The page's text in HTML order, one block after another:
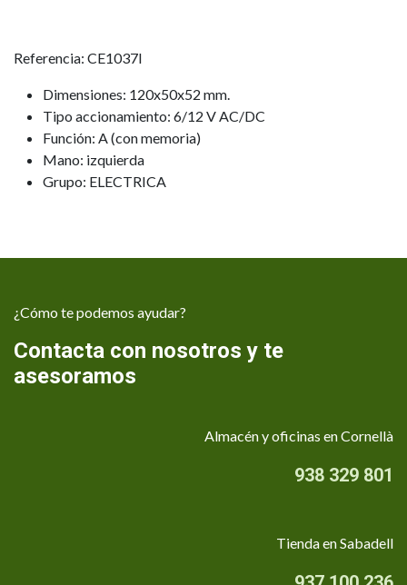
Referencia: CE1037I
Dimensiones: 120x50x52 mm.
Tipo accionamiento: 6/12 V AC/DC
Función: A (con memoria)
Mano: izquierda
Grupo: ELECTRICA
¿Cómo te podemos ayudar?
Contacta con nosotros y te
asesoramos
Almacén y oficinas en Cornellà
938 329 801
Tienda en Sabadell